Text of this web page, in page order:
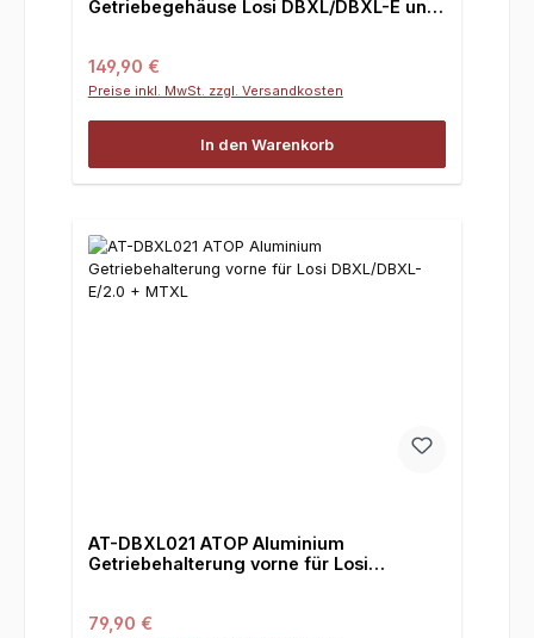
Getriebegehäuse Losi DBXL/DBXL-E und
Regulärer Preis:
149,90 €
Preise inkl. MwSt. zzgl. Versandkosten
In den Warenkorb
AT-DBXL021 ATOP Aluminium
Getriebehalterung vorne für Losi
Regulärer Preis:
79,90 €